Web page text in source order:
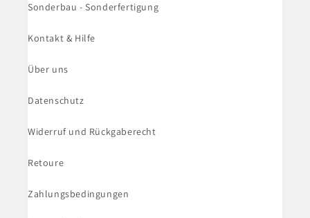
Sonderbau - Sonderfertigung
Kontakt & Hilfe
Über uns
Datenschutz
Widerruf und Rückgaberecht
Retoure
Zahlungsbedingungen